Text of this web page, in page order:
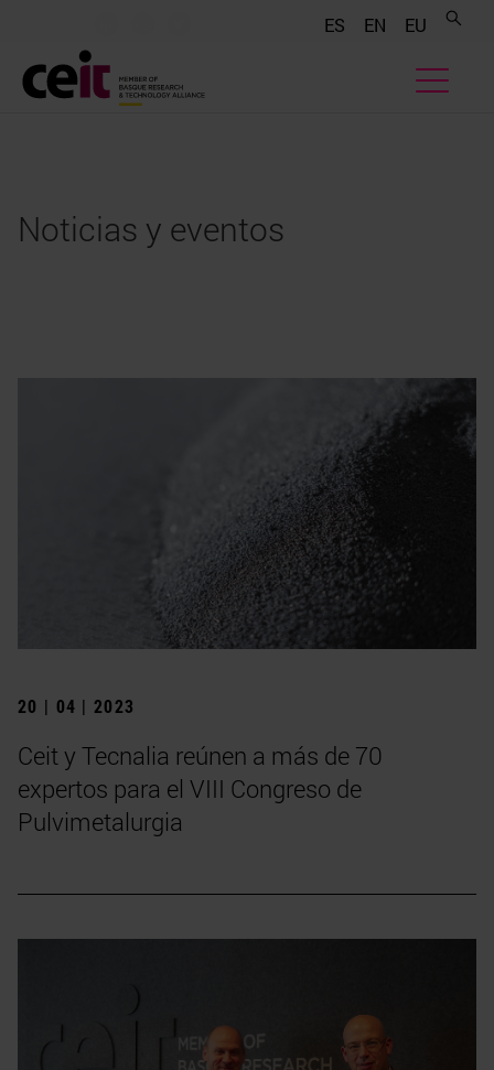
ES EN EU
Noticias y eventos
20 | 04 | 2023
Ceit y Tecnalia reúnen a más de 70
expertos para el VIII Congreso de
Pulvimetalurgia